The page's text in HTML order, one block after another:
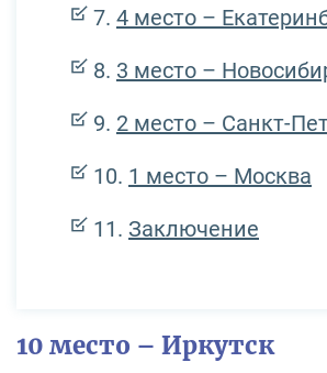
4 место –
3 место –
2 место – Санкт-
1 место – Москва
Заключение
10 место – Иркутск